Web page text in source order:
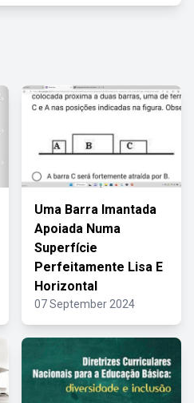
Uma Barra Imantada
Apoiada Numa
Superfície
Perfeitamente Lisa E
Horizontal
07 September 2024